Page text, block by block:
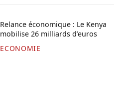
Relance économique : Le Kenya
mobilise 26 milliards d’euros
ECONOMIE